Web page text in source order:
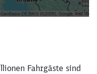
Fahrgäste sind